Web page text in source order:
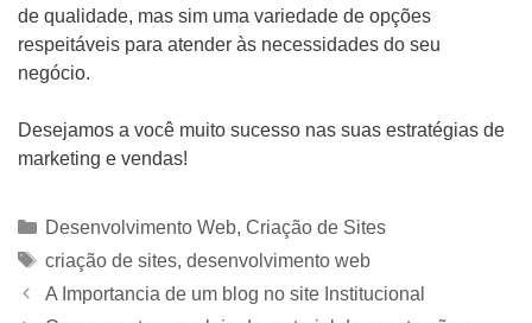
de qualidade, mas sim uma variedade de opções
respeitáveis para atender às necessidades do seu
negócio.
Desejamos a você muito sucesso nas suas estratégias de
marketing e vendas!
Categorias
Desenvolvimento Web, Criação de Sites
Tags
criação de sites, desenvolvimento web
A Importancia de um blog no site Institucional